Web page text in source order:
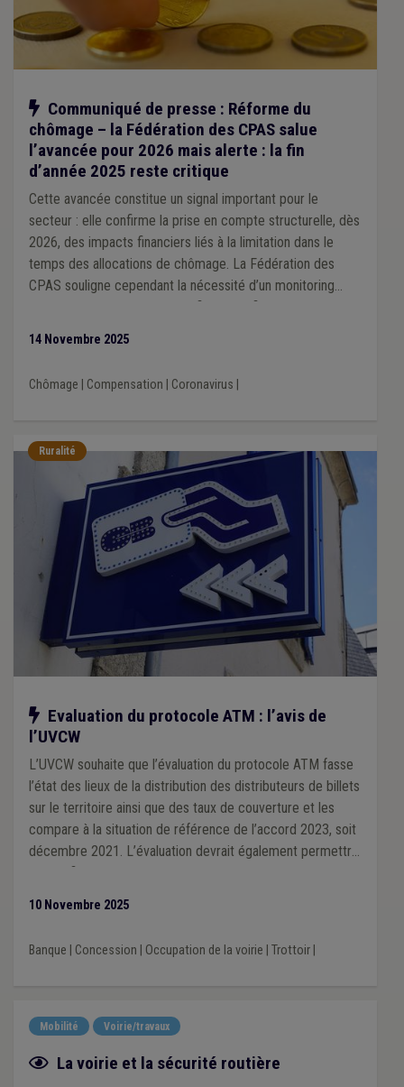
Notre action
Communiqué de presse : Réforme du
chômage – la Fédération des CPAS salue
l’avancée pour 2026 mais alerte : la fin
d’année 2025 reste critique
Cette avancée constitue un signal important pour le
secteur : elle confirme la prise en compte structurelle, dès
2026, des impacts financiers liés à la limitation dans le
temps des allocations de chômage. La Fédération des
CPAS souligne cependant la nécessité d’un monitoring
14 Novembre 2025
Chômage Compensation Coronavirus
Ruralité
Notre action
Evaluation du protocole ATM : l’avis de
l’UVCW
L’UVCW souhaite que l’évaluation du protocole ATM fasse
l’état des lieux de la distribution des distributeurs de billets
sur le territoire ainsi que des taux de couverture et les
compare à la situation de référence de l’accord 2023, soit
décembre 2021. L’évaluation devrait également permettre
d’identifier de manière objective les zones mal desservies
10 Novembre 2025
Banque Concession Occupation de la voirie Trottoir|
Mobilité Voirie/travaux
Fiche focus
La voirie et la sécurité routière